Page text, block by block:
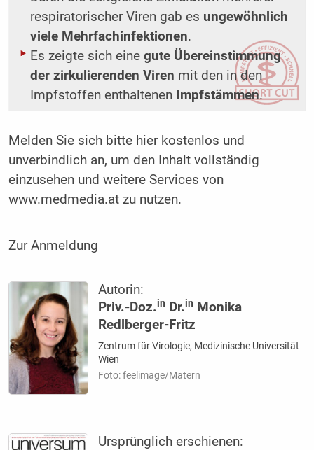
respiratorischer Viren gab es ungewöhnlich
viele Mehrfachinfektionen.
Es zeigte sich eine gute Übereinstimmung
der zirkulierenden Viren mit den in den
Impfstoffen enthaltenen Impfstämmen.
Melden Sie sich bitte hierkostenlos und
unverbindlich an, um den Inhalt vollständig
einzusehen und weitere Services von
www.medmedia.at zu nutzen.
Zur Anmeldung
Autorin:
Priv.-Doz.in Dr.in Monika
Redlberger-Fritz
Zentrum für Virologie, Medizinische Universität
Wien
Foto: feelimage/Matern
Ursprünglich erschienen: